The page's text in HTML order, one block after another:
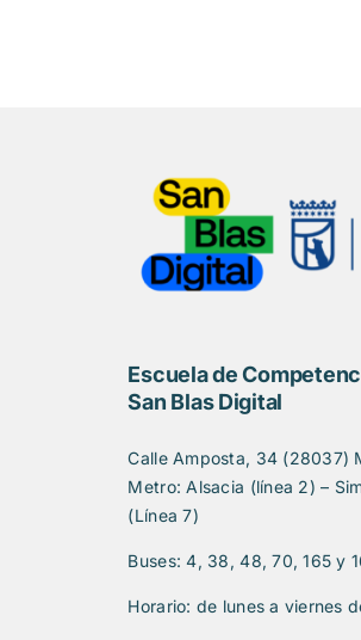
Escuela de
San Blas Digital
Calle Amposta, 34 (28037)
Metro: Alsacia (línea 2) –
(Línea 7)
Buses: 4, 38, 48, 70, 165 y
Horario: de lunes a viernes